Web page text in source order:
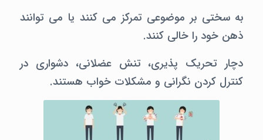
به سختی بر موضوعی تمرکز می کنند یا می توانند
ذهن خود را خالی کنند.
دچار تحریک پذیری، تنش عضلانی، دشواری در
کنترل کردن نگرانی و مشکلات خواب هستند.